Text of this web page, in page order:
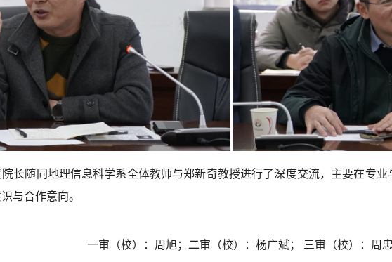
长随同地理信息科学系全体教师与郑新奇教授进行了深度交流，主要在专
与合作意向。
一审（校）：周旭；二审（校）：杨广斌； 三审（校）：周